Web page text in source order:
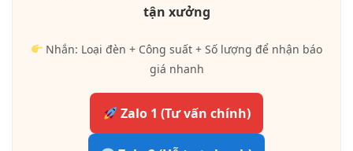
tận xưởng
Nhắn: Loại đèn + Công suất + Số lượng để nhận báo
giá nhanh
Zalo 1 (Tư vấn chính)